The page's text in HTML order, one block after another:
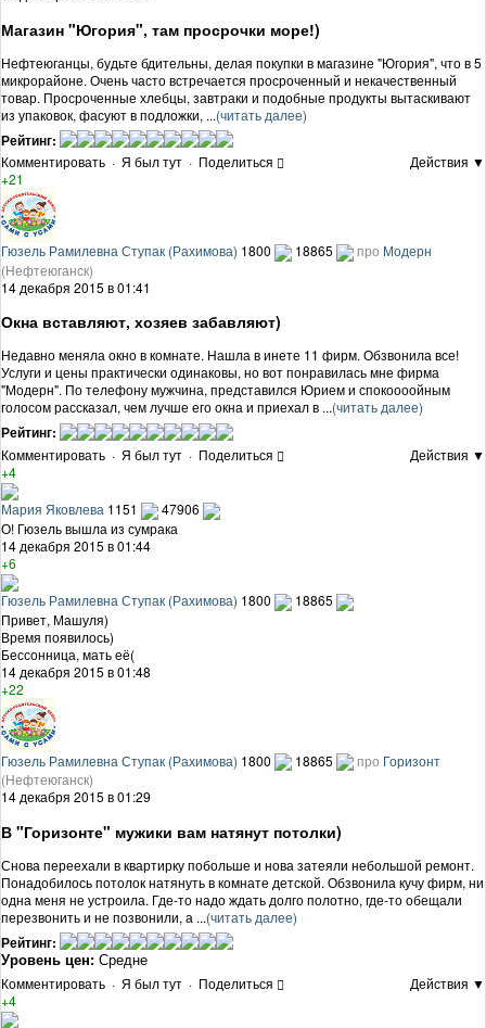
Магазин "Югория", там просрочки море!)
Нефтеюганцы, будьте бдительны, делая покупки в магазине "Югория", что в 5
микрорайоне. Очень часто встречается просроченный и некачественный
товар. Просроченные хлебцы, завтраки и подобные продукты вытаскивают
из упаковок, фасуют в подложки, ...(читать далее)
Рейтинг:
Комментировать · Я был тут · Поделиться
Действия ▼
+21
Гюзель Рамилевна Ступак (Рахимова) 1800 18865 про Модерн
(Нефтеюганск)
14 декабря 2015 в 01:41
Окна вставляют, хозяев забавляют)
Недавно меняла окно в комнате. Нашла в инете 11 фирм. Обзвонила все!
Услуги и цены практически одинаковы, но вот понравилась мне фирма
"Модерн". По телефону мужчина, представился Юрием и спокоооойным
голосом рассказал, чем лучше его окна и приехал в ...(читать далее)
Рейтинг:
Комментировать · Я был тут · Поделиться
Действия ▼
+4
Мария Яковлева 1151
47906
О! Гюзель вышла из сумрака
14 декабря 2015 в 01:44
+6
Гюзель Рамилевна Ступак (Рахимова) 1800
18865
Привет, Машуля)
Время появилось)
Бессонница, мать её(
14 декабря 2015 в 01:48
+22
Гюзель Рамилевна Ступак (Рахимова) 1800 18865 про Горизонт
(Нефтеюганск)
14 декабря 2015 в 01:29
В "Горизонте" мужики вам натянут потолки)
Снова переехали в квартирку побольше и нова затеяли небольшой ремонт.
Понадобилось потолок натянуть в комнате детской. Обзвонила кучу фирм, ни
одна меня не устроила. Где-то надо ждать долго полотно, где-то обещали
перезвонить и не позвонили, а ...(читать далее)
Рейтинг:
Уровень цен: Средне
Комментировать · Я был тут · Поделиться
Действия ▼
+4